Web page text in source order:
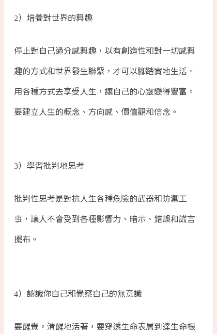
2）培養對世界的興趣
停止對自己過分感興趣，以有創造性和對一切感興
趣的方式和世界發生聯繫，才可以腳踏實地生活。
用各種方式去享受人生，讓自己的心靈變得豐富。
要建立人生的概念、方向感、價值觀和信念。
3）學習批判地思考
批判性思考是對抗人生各種危險的武器和防禦工
事，讓人不會受到各種影響力、暗示、錯誤和謊言
擺布。
4）認識你自己和覺察自己的無意識
要醒覺，清醒地活著，要穿透生命表層到達生命根